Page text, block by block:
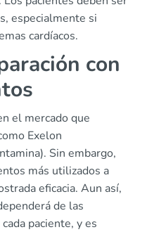
especialmente si
cardíacos.
con
el mercado que
Exelon
Sin embargo,
más utilizados a
eficacia. Aun así,
de las
paciente, y es